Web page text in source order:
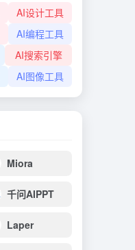
AI设计工具
AI编程工具
AI搜索引擎
AI图像工具
Miora
千问AIPPT
Laper